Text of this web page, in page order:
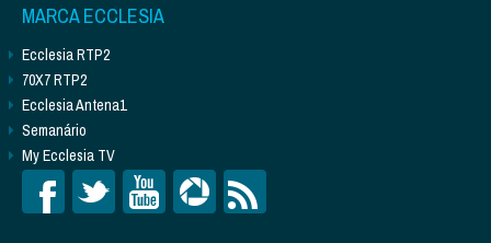
MARCA ECCLESIA
Ecclesia RTP2
70X7 RTP2
Ecclesia Antena1
Semanário
My Ecclesia TV